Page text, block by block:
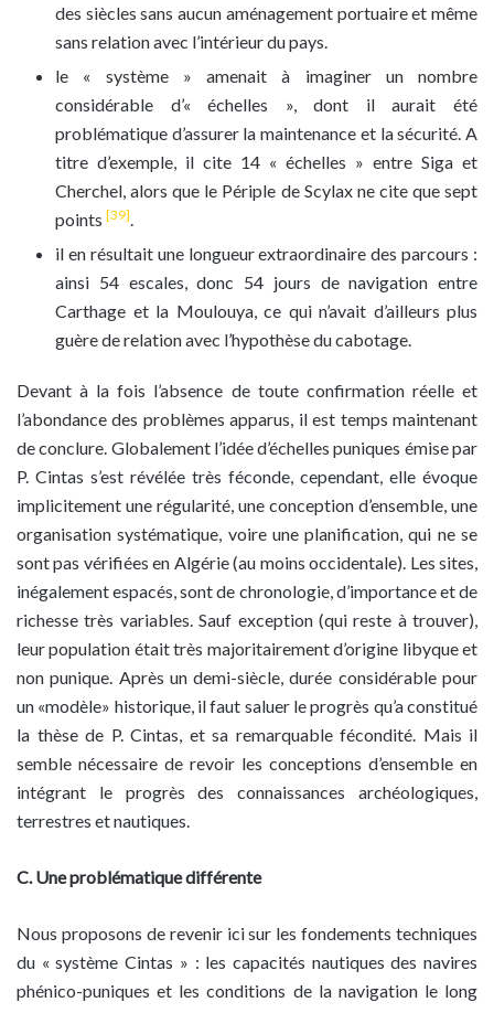
des siècles sans aucun aménagement portuaire et même
sans relation avec l’intérieur du pays.
le « système » amenait à imaginer un nombre
considérable d’« échelles », dont il aurait été
problématique d’assurer la maintenance et la sécurité. A
titre d’exemple, il cite 14 « échelles » entre Siga et
Cherchel, alors que le Périple de Scylax ne cite que sept
points [39].
il en résultait une longueur extraordinaire des parcours :
ainsi 54 escales, donc 54 jours de navigation entre
Carthage et la Moulouya, ce qui n’avait d’ailleurs plus
guère de relation avec l’hypothèse du cabotage.
Devant à la fois l’absence de toute confirmation réelle et
l’abondance des problèmes apparus, il est temps maintenant
de conclure. Globalement l’idée d’échelles puniques émise par
P. Cintas s’est révélée très féconde, cependant, elle évoque
implicitement une régularité, une conception d’ensemble, une
organisation systématique, voire une planification, qui ne se
sont pas vérifiées en Algérie (au moins occidentale). Les sites,
inégalement espacés, sont de chronologie, d’importance et de
richesse très variables. Sauf exception (qui reste à trouver),
leur population était très majoritairement d’origine libyque et
non punique. Après un demi-siècle, durée considérable pour
un «modèle» historique, il faut saluer le progrès qu’a constitué
la thèse de P. Cintas, et sa remarquable fécondité. Mais il
semble nécessaire de revoir les conceptions d’ensemble en
intégrant le progrès des connaissances archéologiques,
terrestres et nautiques.
C. Une problématique différente
Nous proposons de revenir ici sur les fondements techniques
du « système Cintas » : les capacités nautiques des navires
phénico-puniques et les conditions de la navigation le long